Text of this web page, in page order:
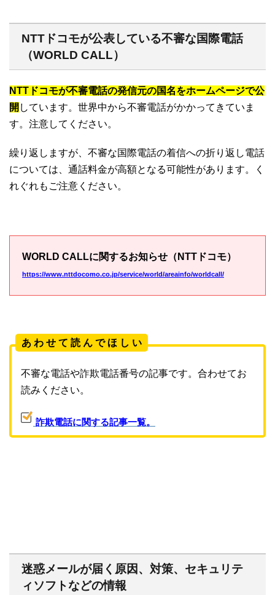
NTTドコモが公表している不審な国際電話
（WORLD CALL）
NTTドコモが不審電話の発信元の国名をホームページで公
開 しています。世界中から不審電話がかかってきていま
す。注意してください。
繰り返しますが、不審な国際電話の着信への折り返し電話
については、通話料金が高額となる可能性があります。く
れぐれもご注意ください。
WORLD CALLに関するお知らせ（NTTドコモ）
https://www.nttdocomo.co.jp/service/world/areainfo/worldcall/
あ わ せ て 読 ん で ほ し い
不審な電話や詐欺電話番号の記事です。合わせてお
読みください。
詐欺電話に関する記事一覧。
迷惑メールが届く原因、対策、セキュリテ
ィソフトなどの情報